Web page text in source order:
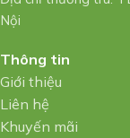
Nội
Thông tin
Giới thiệu
Liên hệ
Khuyến mãi